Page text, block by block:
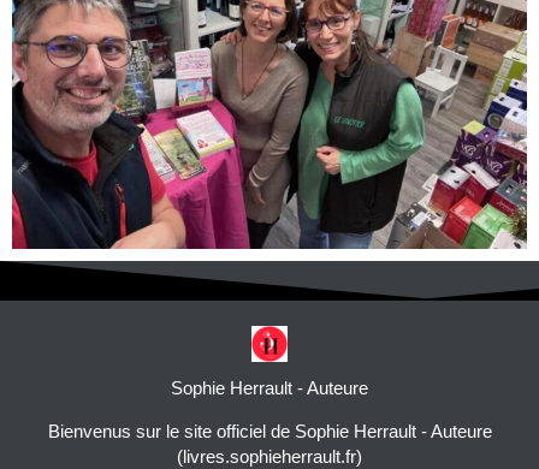
Sophie Herrault - Auteure
Bienvenus sur le site officiel de Sophie Herrault - Auteure
(livres.sophieherrault.fr)